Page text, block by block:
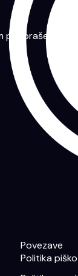
povpraševanje
Povezave
Politika